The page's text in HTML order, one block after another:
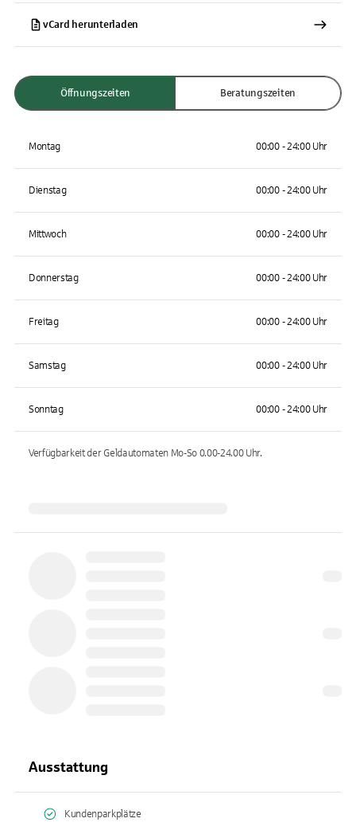
vCard herunterladen
Öffnungszeiten Beratungszeiten
Montag 00:00 - 24:00 Uhr
Dienstag 00:00 - 24:00 Uhr
Mittwoch 00:00 - 24:00 Uhr
Donnerstag 00:00 - 24:00 Uhr
Freitag 00:00 - 24:00 Uhr
Samstag 00:00 - 24:00 Uhr
Sonntag 00:00 - 24:00 Uhr
Verfügbarkeit der Geldautomaten Mo-So 0.00-24.00Uhr.
Ausstattung
Kundenparkplätze